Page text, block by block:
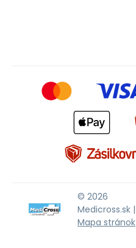
© 2026
Medicross.sk |
Mapa stránok